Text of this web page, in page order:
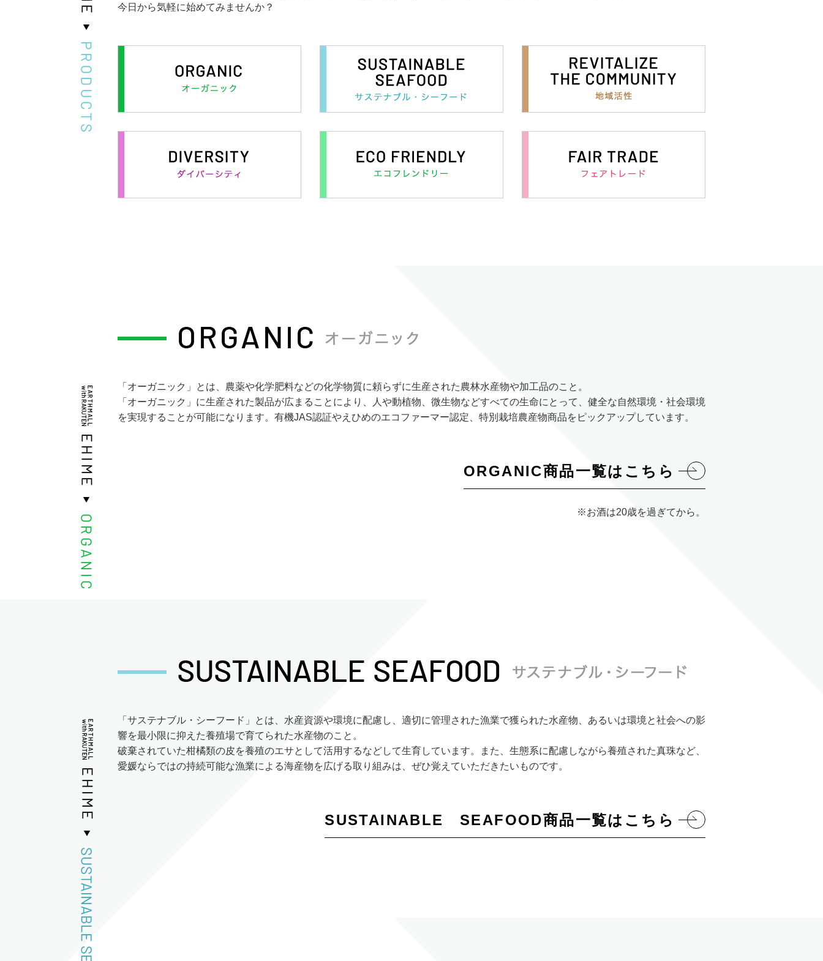
今日から気軽に始めてみませんか？
「オーガニック」とは、農薬や化学肥料などの化学物質に頼らずに生産された農林水産物や加工品のこと。
「オーガニック」に生産された製品が広まることにより、人や動植物、微生物などすべての生命にとって、健全な自然環境・社会環境
を実現することが可能になります。有機JAS認証やえひめのエコファーマー認定、特別栽培農産物商品をピックアップしています。
ORGANIC商品一覧はこちら
※お酒は20歳を過ぎてから。
「サステナブル・シーフード」とは、水産資源や環境に配慮し、適切に管理された漁業で獲られた水産物、あるいは環境と社会への影
響を最小限に抑えた養殖場で育てられた水産物のこと。
破棄されていた柑橘類の皮を養殖のエサとして活用するなどして生育しています。また、生態系に配慮しながら養殖された真珠など、
愛媛ならではの持続可能な漁業による海産物を広げる取り組みは、ぜひ覚えていただきたいものです。
SUSTAINABLE SEAFOOD商品一覧はこちら